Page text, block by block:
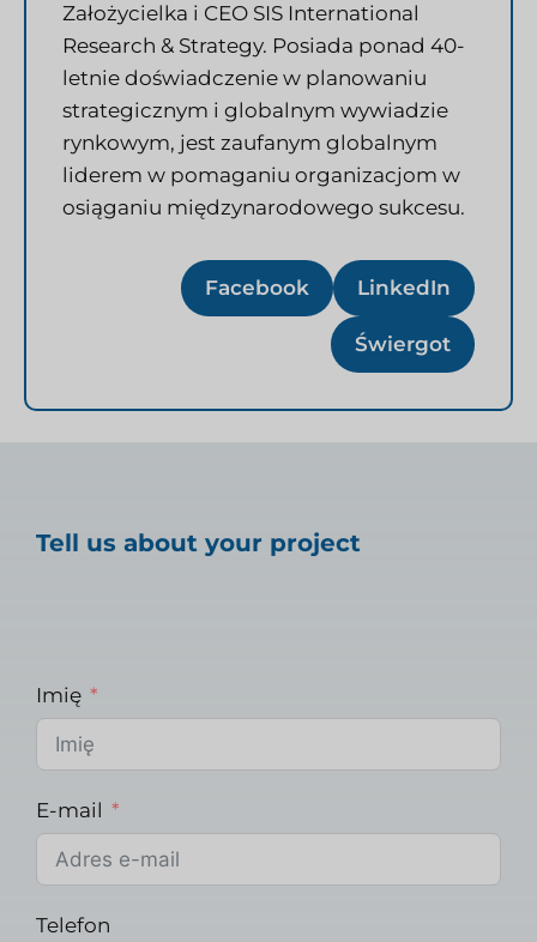
Założycielka i CEO SIS International
Research & Strategy. Posiada ponad 40-
letnie doświadczenie w planowaniu
strategicznym i globalnym wywiadzie
rynkowym, jest zaufanym globalnym
liderem w pomaganiu organizacjom w
osiąganiu międzynarodowego sukcesu.
Facebook LinkedIn
Świergot
Tell us about your project
Imię
E-mail
Telefon